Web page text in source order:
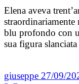
Elena aveva
blu profondo con
sua figura
giuseppe 27/09/